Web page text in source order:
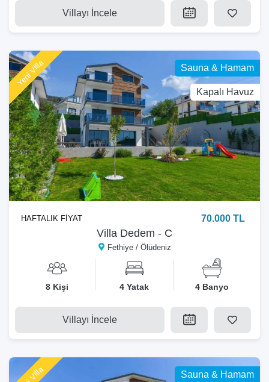
Villayı İncele
Sauna & Hamam
Kapalı Havuz
Yeni Villa
Villa Dedem - C
Fethiye / Ölüdeniz
HAFTALIK FİYAT 70.000 TL
8 Kişi 4 Yatak 4 Banyo
Villayı İncele
Sauna & Hamam